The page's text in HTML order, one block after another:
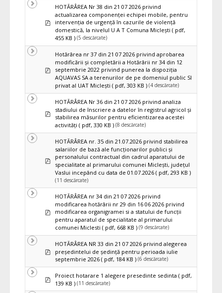
pdf
HOTĂRÂREA Nr 38 din 21 07 2026 privind
actualizarea componenței echipei mobile, pentru
intervenția de urgență în cazurile de violență
domestică, la nivelul U A T Comuna Miclești ( pdf,
455 KB ) (5 descărcate)
pdf
Hotărârea nr 37 din 21 07 2026 privind aprobarea
modificării și completării a Hotărârii nr 34 din 12
septembrie 2022 privind punerea la dispoziția
AQUAVAS SA a terenurilor de pe domeniul public SI
privat al UAT Miclești ( pdf, 303 KB ) (4 descărcate)
pdf
HOTĂRÂREA Nr 36 din 21 07 2026 privind analiza
stadiului de înscriere a datelor în registrul agricol şi
stabilirea măsurilor pentru eficientizarea acestei
activități ( pdf, 330 KB ) (8 descărcate)
pdf
HOTĂRÂREA nr. 35 din 21.07.2026 privind stabilirea
salariilor de bază ale funcţionarilor publici şi
personalului contractual din cadrul aparatului de
specialitate al primarului comunei Miclești, judeţul
Vaslui incepând cu data de 01.07.2026 ( pdf, 293 KB )
(11 descărcate)
pdf
HOTĂRÂREA nr 34 din 21 07 2026 privind
modificarea hotărârii nr 29 din 16 06 2026 privind
modificarea organigramei si a statului de funcţii
pentru aparatul de specialitate al primarului
comunei Miclesti ( pdf, 668 KB ) (9 descărcate)
pdf
HOTĂRÂREA NR 33 din 21 07 2026 privind alegerea
preşedintelui de şedinţă pentru perioada iulie
septembrie 2026 ( pdf, 184 KB ) (6 descărcate)
pdfProiect hotarare 1 alegere presedinte sedinta ( pdf,
139 KB ) (11 descărcate)